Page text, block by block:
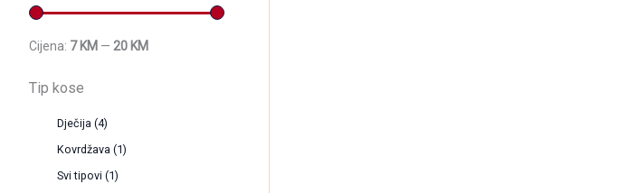
Cijena: 7 KM — 20 KM
Tip kose
Dječija (4)
Kovrdžava (1)
Svi tipovi (1)